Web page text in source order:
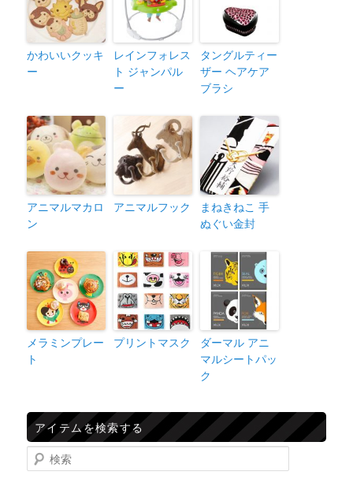
かわいいクッキ
ー
レインフォレス
ト ジャンパル
ー
タングルティー
ザー ヘアケア
ブラシ
アニマルマカロ
ン
アニマルフック
まねきねこ 手
ぬぐい金封
メラミンプレー
ト
プリントマスク
ダーマル アニ
マルシートパッ
ク
アイテムを検索する
検索